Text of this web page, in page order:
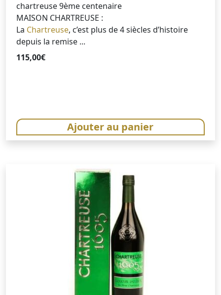
chartreuse 9ème centenaire
MAISON CHARTREUSE :
La Chartreuse, c’est plus de 4 siècles d’histoire
depuis la remise ...
115,00€
Ajouter au panier